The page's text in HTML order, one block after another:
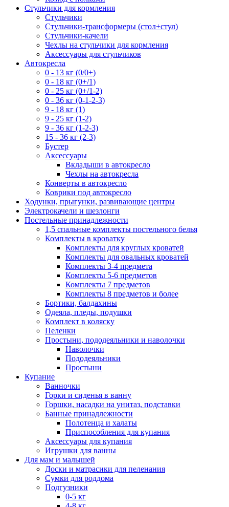
Стульчики для кормления
Стульчики
Стульчики-трансформеры (стол+стул)
Стульчики-качели
Чехлы на стульчики для кормления
Аксессуары для стульчиков
Автокресла
0 - 13 кг (0/0+)
0 - 18 кг (0+/1)
0 - 25 кг (0+/1-2)
0 - 36 кг (0-1-2-3)
9 - 18 кг (1)
9 - 25 кг (1-2)
9 - 36 кг (1-2-3)
15 - 36 кг (2-3)
Бустер
Аксессуары
Вкладыши в автокресло
Чехлы на автокресла
Конверты в автокресло
Коврики под автокресло
Ходунки, прыгунки, развивающие центры
Электрокачели и шезлонги
Постельные принадлежности
1,5 спальные комплекты постельного белья
Комплекты в кроватку
Комплекты для круглых кроватей
Комплекты для овальных кроватей
Комплекты 3-4 предмета
Комплекты 5-6 предметов
Комплекты 7 предметов
Комплекты 8 предметов и более
Бортики, балдахины
Одеяла, пледы, подушки
Комплект в коляску
Пеленки
Простыни, пододеяльники и наволочки
Наволочки
Пододеяльники
Простыни
Купание
Ванночки
Горки и сиденья в ванну
Горшки, насадки на унитаз, подставки
Банные принадлежности
Полотенца и халаты
Приспособления для купания
Аксессуары для купания
Игрушки для ванны
Для мам и малышей
Доски и матрасики для пеленания
Сумки для роддома
Подгузники
0-5 кг